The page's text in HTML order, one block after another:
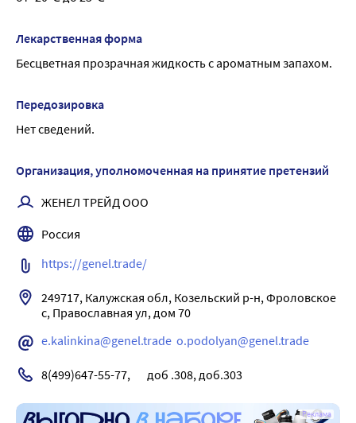
Лекарственная форма
Бесцветная прозрачная жидкость с ароматным запахом.
Передозировка
Нет сведений.
Организация, уполномоченная на принятие претензий
ЖЕНЕЛ ТРЕЙД ООО
Россия
https://genel.trade/
249717, Калужская обл, Козельский р-н, Фроловское
с, Православная ул, дом 70
e.kalinkina@genel.trade  o.podolyan@genel.trade
8(499)647-55-77,       доб .308, доб.303
Реклама